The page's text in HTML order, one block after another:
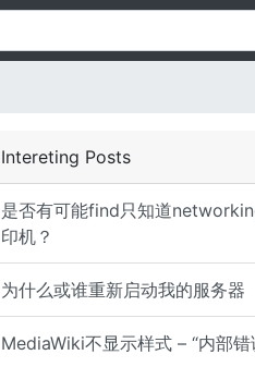
Intereting Posts
是否有可能find只知道
印机？
为什么或谁重新启动我的服务器
MediaWiki不显示样式 – “内部错